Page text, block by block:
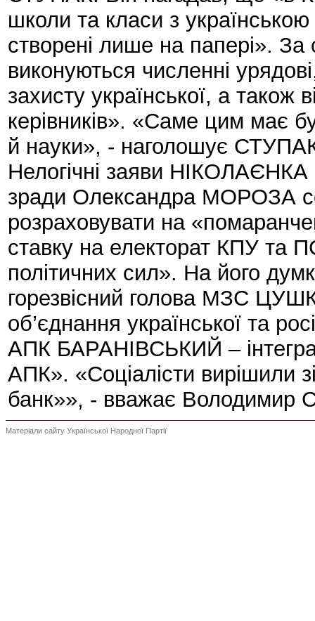
школи та класи з
створені лише на папері».
виконуються численні
захисту української, а також
керівників». «Саме цим має
й науки», - наголошує
Нелогічні заяви
зради Олександра МОРОЗА
розраховувати на
ставку на електорат КПУ та
політичних сил». На його
горезвісний голова МЗС
об’єднання української та
АПК БАРАНІВСЬКИЙ –
АПК». «Соціалісти вирішили
банк»», - вважає Володимир
Матеріали сайту Української Народної Партії